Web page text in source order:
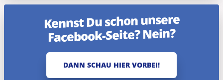
Kennst Du schon unsere
Facebook-Seite? Nein?
DANN SCHAU HIER VORBEI!